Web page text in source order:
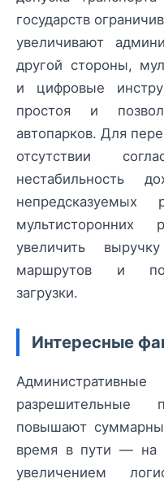
государств
увеличивают
другой стороны,
и цифровые
простоя и
автопарков. Для
отсутствии
нестабильность
увеличить
маршрутов и
загрузки.
Интересные
разрешительные
повышают
время в пути — на
увеличением